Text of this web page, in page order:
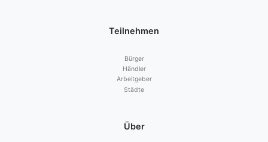
Teilnehmen
Bürger
Händler
Arbeitgeber
Städte
Über